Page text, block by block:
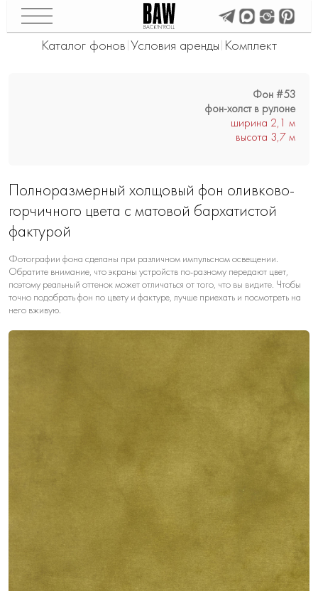
Каталог фонов |Условия аренды | Комплект
Фон #53
фон-холст в рулоне
ширина 2,1 м
высота 3,7 м
Полноразмерный холщовый фон оливково-
горчичного цвета с матовой бархатистой
фактурой
Фотографии фона сделаны при различном импульсном освещении.
Обратите внимание, что экраны устройств по-разному передают цвет,
поэтому реальный оттенок может отличаться от того, что вы видите. Чтобы
точно подобрать фон по цвету и фактуре, лучше приехать и посмотреть на
него вживую.